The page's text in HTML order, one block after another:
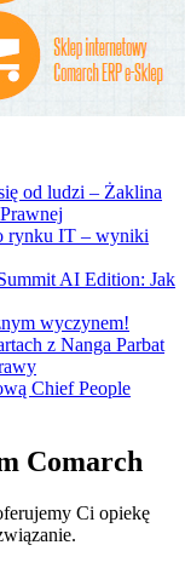
od ludzi – Żaklina
rynku IT – wyniki
AI Edition: Jak
wyczynem!
z Nanga Parbat
Chief People
Comarch
Ci opiekę